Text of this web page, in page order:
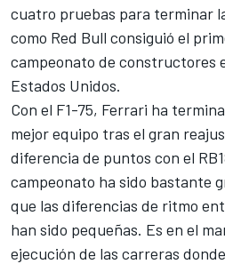
cuatro pruebas para terminar
como Red Bull consiguió el
campeonato de constructores
Estados Unidos.
Con el F1-75, Ferrari ha
mejor equipo tras el gran
diferencia de puntos con el
campeonato ha sido bastante
que las diferencias de ritmo
han sido pequeñas. Es en el
ejecución de las carreras